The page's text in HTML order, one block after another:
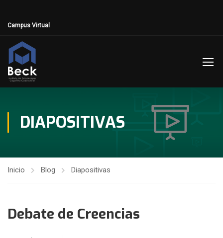
Campus Virtual
DIAPOSITIVAS
Inicio Blog Diapositivas
Debate de Creencias